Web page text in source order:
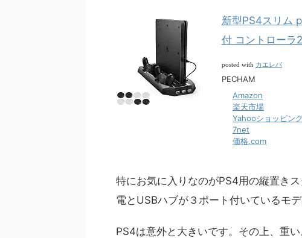
新型PS4スリム
付 コントローラ
posted with カエレバ
PECHAM
Amazon
楽天市場
Yahooショッピン
7net
価格.com
特にお気に入りなのがPS4用の縦置き
電とUSBハブが３ポート付いているモデ
PS4は意外と大きいです。その上、重